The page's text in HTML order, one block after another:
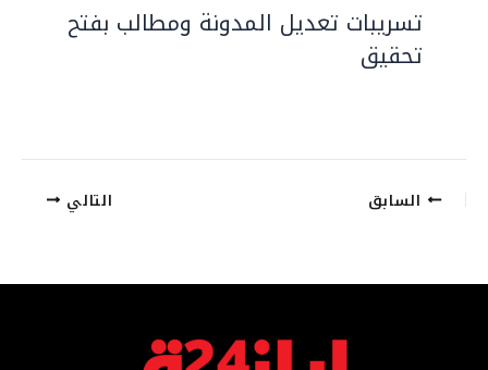
تسريبات تعديل المدونة ومطالب بفتح
تحقيق
السابق التالي